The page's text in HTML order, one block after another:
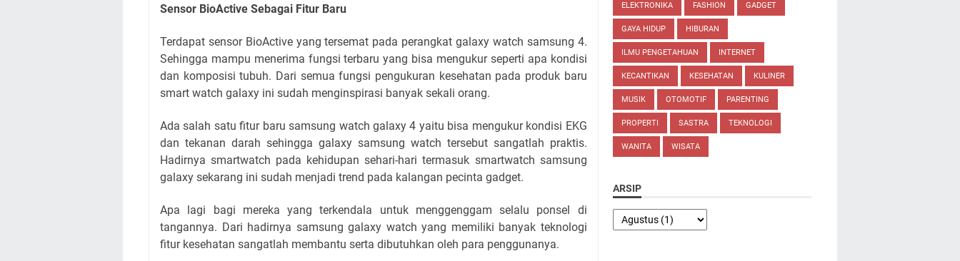
Sensor BioActive Sebagai Fitur Baru
Terdapat sensor BioActive yang tersemat pada perangkat galaxy watch samsung 4.
Sehingga mampu menerima fungsi terbaru yang bisa mengukur seperti apa kondisi
dan komposisi tubuh. Dari semua fungsi pengukuran kesehatan pada produk baru
smart watch galaxy ini sudah menginspirasi banyak sekali orang.
Ada salah satu fitur baru samsung watch galaxy 4 yaitu bisa mengukur kondisi EKG
dan tekanan darah sehingga galaxy samsung watch tersebut sangatlah praktis.
Hadirnya smartwatch pada kehidupan sehari-hari termasuk smartwatch samsung
galaxy sekarang ini sudah menjadi trend pada kalangan pecinta gadget.
Apa lagi bagi mereka yang terkendala untuk menggenggam selalu ponsel di
tangannya. Dari hadirnya samsung galaxy watch yang memiliki banyak teknologi
fitur kesehatan sangatlah membantu serta dibutuhkan oleh para penggunanya.
ELEKTRONIKA FASHION GADGET
GAYA HIDUP HIBURAN
ILMU PENGETAHUAN INTERNET
KECANTIKAN KESEHATAN KULINER
MUSIK OTOMOTIF PARENTING
PROPERTI SASTRA TEKNOLOGI
WANITA WISATA
ARSIP